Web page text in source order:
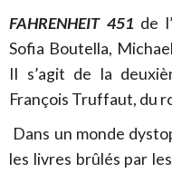
FAHRENHEIT 451de
Sofia Boutella,
Il s’agit de la
François Truffaut, du
Dans un monde
les livres brûlés par